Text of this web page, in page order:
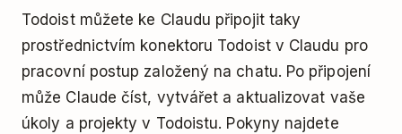
Todoist můžete ke Claudu připojit taky
prostřednictvím konektoru Todoist v Claudu pro
pracovní postup založený na chatu. Po připojení
může Claude číst, vytvářet a aktualizovat vaše
úkoly a projekty v Todoistu. Pokyny najdete